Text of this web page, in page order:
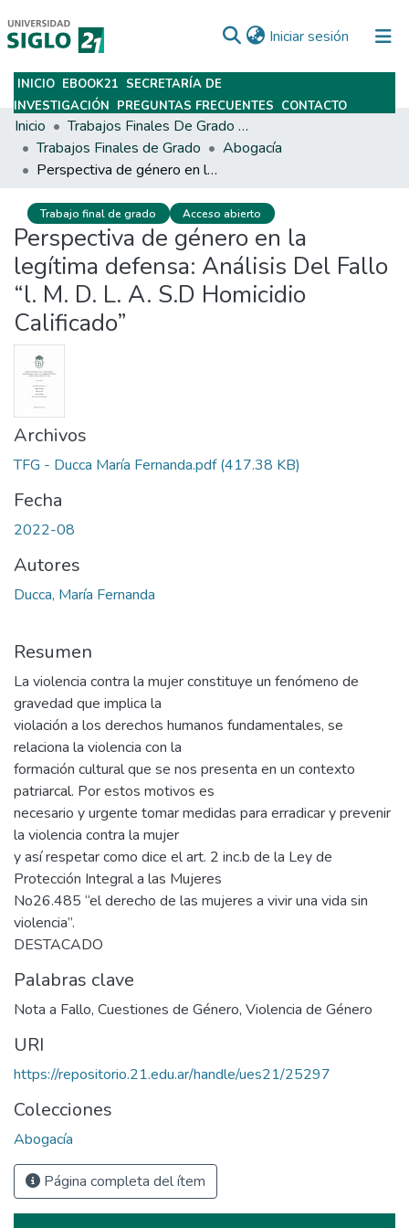
Iniciar sesión (current)
Subir
INICIO EBOOK21 SECRETARÍA DE
INVESTIGACIÓN PREGUNTAS FRECUENTES CONTACTO
Inicio
Trabajos Finales De Grado Y Posgrado
Trabajos Finales de Grado
Abogacía
Perspectiva de género en la legítima defensa: Análisis Del Fallo “l. M. D. L. A. S.D Homicidio Calificado”
Trabajo final de grado Acceso abierto
Perspectiva de género en la
legítima defensa: Análisis Del Fallo
“l. M. D. L. A. S.D Homicidio
Calificado”
Archivos
TFG - Ducca María Fernanda.pdf(417.38 KB)
Fecha
2022-08
Autores
Ducca, María Fernanda
Resumen
La violencia contra la mujer constituye un fenómeno de
gravedad que implica la
violación a los derechos humanos fundamentales, se
relaciona la violencia con la
formación cultural que se nos presenta en un contexto
patriarcal. Por estos motivos es
necesario y urgente tomar medidas para erradicar y prevenir
la violencia contra la mujer
y así respetar como dice el art. 2 inc.b de la Ley de
Protección Integral a las Mujeres
No26.485 “el derecho de las mujeres a vivir una vida sin
violencia”.
DESTACADO
Palabras clave
Nota a Fallo, Cuestiones de Género, Violencia de Género
URI
https://repositorio.21.edu.ar/handle/ues21/25297
Colecciones
Abogacía
Página completa del ítem